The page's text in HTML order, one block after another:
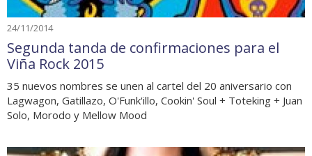
24/11/2014
Segunda tanda de confirmaciones para el
Viña Rock 2015
35 nuevos nombres se unen al cartel del 20 aniversario con
Lagwagon, Gatillazo, O'Funk'illo, Cookin' Soul + Toteking + Juan
Solo, Morodo y Mellow Mood